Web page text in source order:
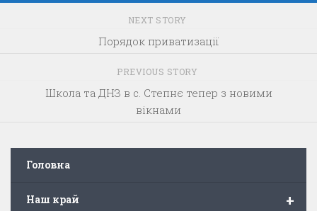
NEXT STORY
Порядок приватизації
PREVIOUS STORY
Школа та ДНЗ в с. Степнє тепер з новими
вікнами
Головна
+
Наш край